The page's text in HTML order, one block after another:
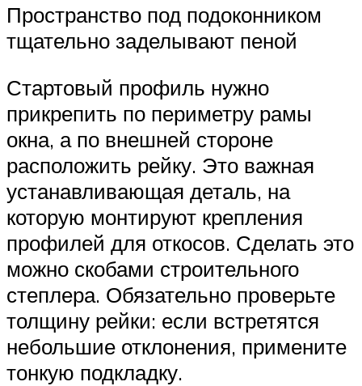
Пространство под подоконником
тщательно заделывают пеной
Стартовый профиль нужно
прикрепить по периметру рамы
окна, а по внешней стороне
расположить рейку. Это важная
устанавливающая деталь, на
которую монтируют крепления
профилей для откосов. Сделать это
можно скобами строительного
степлера. Обязательно проверьте
толщину рейки: если встретятся
небольшие отклонения, примените
тонкую подкладку.